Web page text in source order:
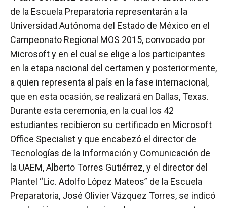
de la Escuela Preparatoria representarán a la
Universidad Autónoma del Estado de México en el
Campeonato Regional MOS 2015, convocado por
Microsoft y en el cual se elige a los participantes
en la etapa nacional del certamen y posteriormente,
a quien representa al país en la fase internacional,
que en esta ocasión, se realizará en Dallas, Texas.
Durante esta ceremonia, en la cual los 42
estudiantes recibieron su certificado en Microsoft
Office Specialist y que encabezó el director de
Tecnologías de la Información y Comunicación de
la UAEM, Alberto Torres Gutiérrez, y el director del
Plantel “Lic. Adolfo López Mateos” de la Escuela
Preparatoria, José Olivier Vázquez Torres, se indicó